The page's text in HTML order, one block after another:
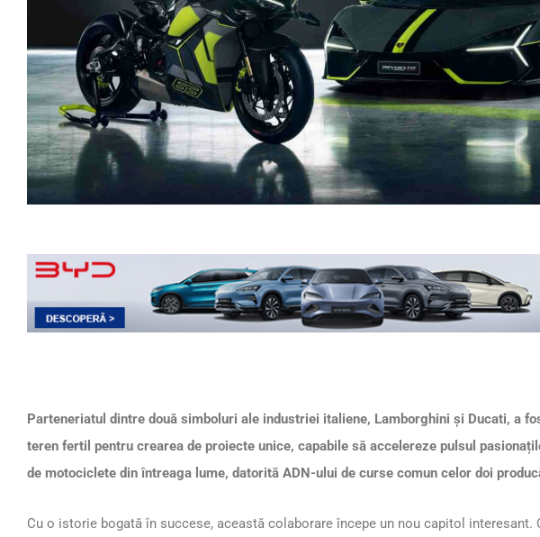
Parteneriatul dintre două simboluri ale industriei italiene, Lamborghini și Ducati, a
teren fertil pentru crearea de proiecte unice, capabile să accelereze pulsul
de motociclete din întreaga lume, datorită ADN-ului de curse comun celor doi
Cu o istorie bogată în succese, această colaborare începe un nou capitol interesant.